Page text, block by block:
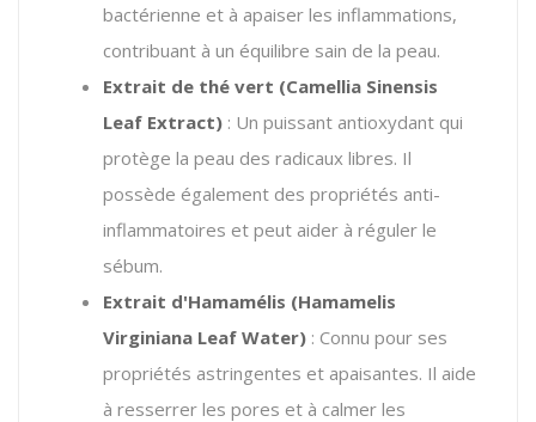
bactérienne et à apaiser les inflammations,
contribuant à un équilibre sain de la peau.
Extrait de thé vert (Camellia Sinensis
Leaf Extract) : Un puissant antioxydant qui
protège la peau des radicaux libres. Il
possède également des propriétés anti-
inflammatoires et peut aider à réguler le
sébum.
Extrait d'Hamamélis (Hamamelis
Virginiana Leaf Water) : Connu pour ses
propriétés astringentes et apaisantes. Il aide
à resserrer les pores et à calmer les